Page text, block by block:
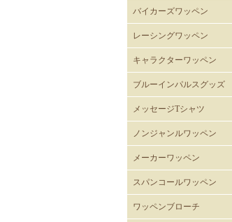
ROTHCOミリタリーワッペ
ミリタリーワッペン
階級章ワッペン
テープタグ
スカルワッペン
バイカーワッペン
警察･消防ワッペン
徽章ワッペン
スラングワッペン
国旗ワッペン
アニマルワッペン
バラエティーワッペン
NASAクルーパッチ
バイカーズワッペン
イズ
レーシングワッペン
キャラクターワッペン
スヌーピー
ディズニー
ムーミン
くまのがっこう
ROAD RUNNER ワッペン
CLAY SMITH
FELIX
トムとジェリー
バットマン
スーパーマン
トゥイーティー
スターウォーズ
スパイダーマン
マーベル・コミック
RATFINK
ミッフィー
デッドベア
NHKはなかっぱ
ともだち8にん
カピバラさん
セサミストリート
NHKみいつけた
ウサビッチ
パラッパラッパー
鉄腕アトム
ハッピーツリーフレンズ
ガーフィールド
ブルーインパルスグッズ
メッセージTシャツ
ノンジャンルワッペン
メーカーワッペン
スパンコールワッペン
ワッペンブローチ